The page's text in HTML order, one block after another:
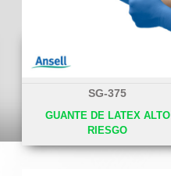
SG-375
GUANTE DE LATEX ALTO
RIESGO